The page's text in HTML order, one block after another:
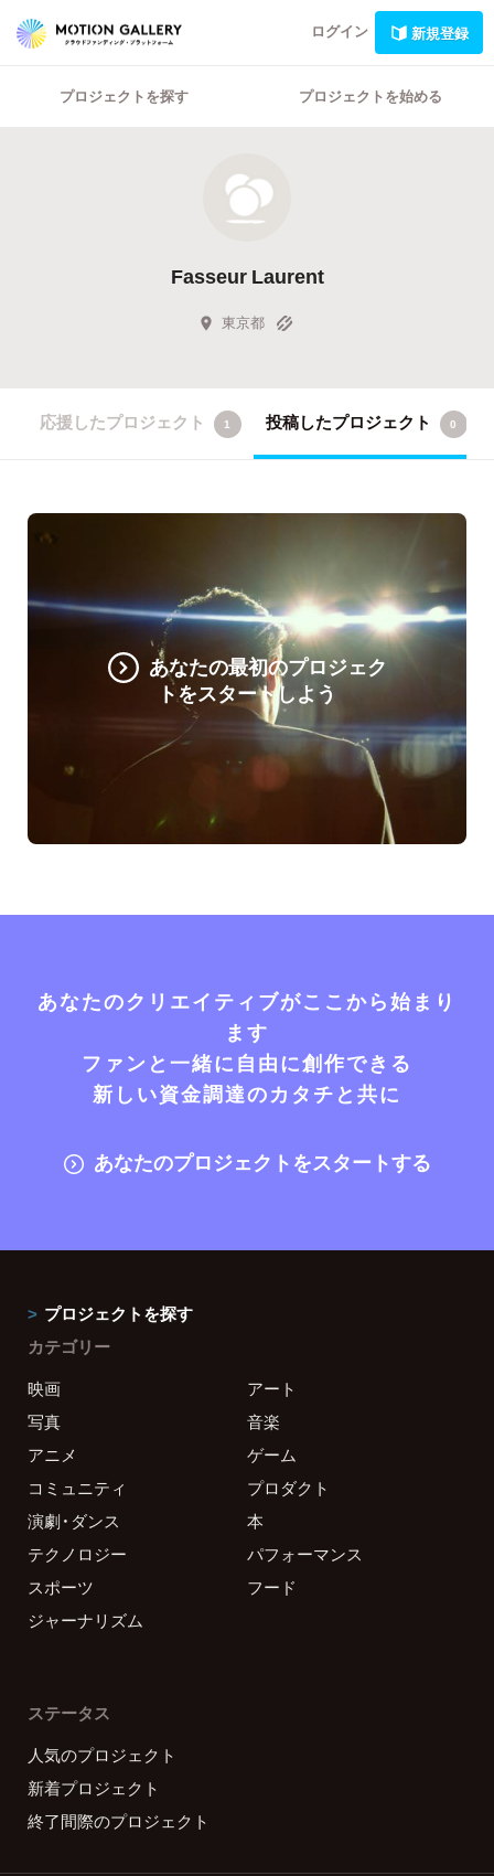
ログイン 新規登録
プロジェクトを探す プロジェクトを始める
Fasseur Laurent
東京都
応援したプロジェクト 1 投稿したプロジェクト 0
あなたの最初のプロジェク
トをスタートしよう
あなたのクリエイティブがここから始まり
ます
ファンと一緒に自由に創作できる
新しい資金調達のカタチと共に
あなたのプロジェクトをスタートする
プロジェクトを探す
カテゴリー
映画
アート
写真
音楽
アニメ
ゲーム
コミュニティ
プロダクト
演劇・ダンス
本
テクノロジー
パフォーマンス
スポーツ
フード
ジャーナリズム
ステータス
人気のプロジェクト
新着プロジェクト
終了間際のプロジェクト